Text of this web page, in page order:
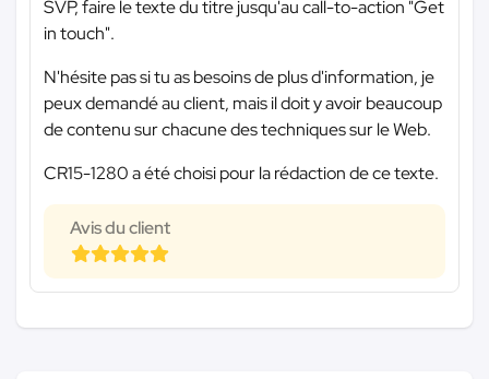
SVP, faire le texte du titre jusqu'au call-to-action "Get
in touch".
N'hésite pas si tu as besoins de plus d'information, je
peux demandé au client, mais il doit y avoir beaucoup
de contenu sur chacune des techniques sur le Web.
CR15-1280 a été choisi pour la rédaction de ce texte.
Avis du client